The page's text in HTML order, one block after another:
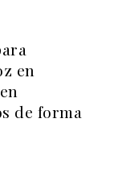
en
de forma